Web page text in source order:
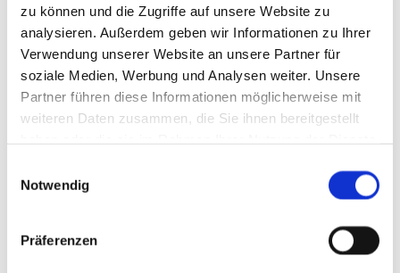
zu können und die Zugriffe auf unsere Website zu
analysieren. Außerdem geben wir Informationen zu Ihrer
Verwendung unserer Website an unsere Partner für
soziale Medien, Werbung und Analysen weiter. Unsere
Partner führen diese Informationen möglicherweise mit
weiteren Daten zusammen, die Sie ihnen bereitgestellt
Notwendig
Präferenzen